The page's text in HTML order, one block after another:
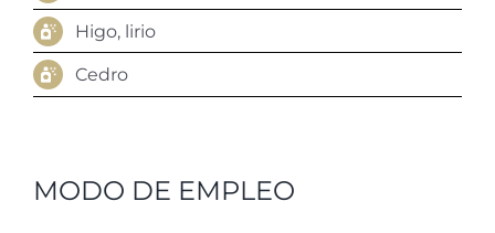
Higo, lirio
Cedro
MODO DE EMPLEO